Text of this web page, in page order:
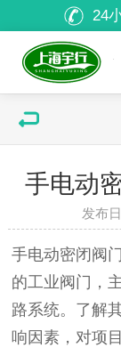
24
手电动
发布
手电动密闭阀
的工业阀门，
路系统。了解
响因素，对项